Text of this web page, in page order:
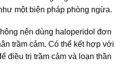
một biện pháp phòng ngừa.
nên dùng haloperidol đơn
trầm cảm. Có thể kết hợp với
điều trị trầm cảm và loạn thần